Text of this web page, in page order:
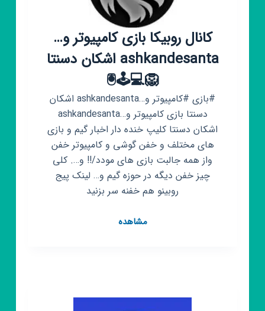
کانال روبیکا بازی کامپیوتر و…
ashkandesanta اشکان دسنتا
🦁💻🕹🖲
#بازی #کامپیوتر و…ashkandesanta اشکان
دسنتا بازی کامپیوتر و…ashkandesanta
اشکان دسنتا کلیپ خنده دار اخبار گیم و بازی
های مختلف و خفن گوشی و کامپیوتر خفن
واز همه جالبت بازی های مودد/!! و…. کلی
چیز خفن دیگه در حوزه گیم و… لینک پیج
روبینو هم خفنه سر بزنید
مشاهدهکانال